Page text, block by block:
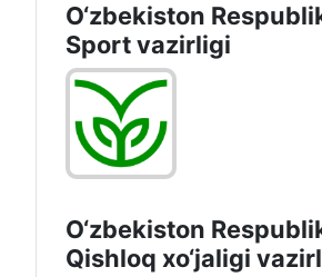
O‘zbekiston
Sport vazirligi
O‘zbekiston
Qishloq хo‘jаligi